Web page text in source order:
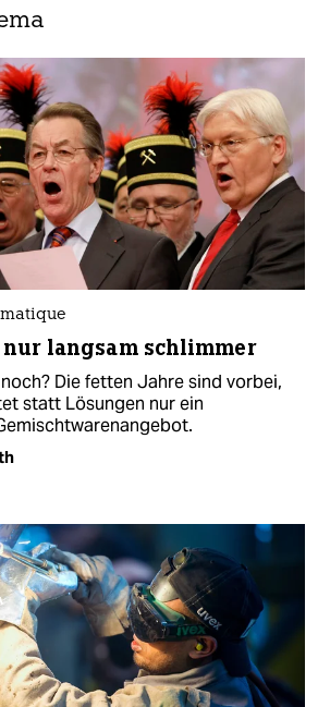
langsam schlimmer
Die fetten Jahre sind vorbei,
statt Lösungen nur ein